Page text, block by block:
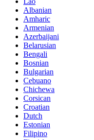
Albanian
Amharic
Armenian
Azerbaijani
Belarusian
Bengali
Bosnian
Bulgarian
Cebuano
Chichewa
Corsican
Croatian
Dutch
Estonian
Filipino